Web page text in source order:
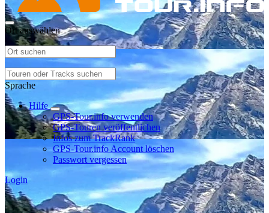
Ort auswählen
Sprache
Hilfe
GPS-Tour.info verwenden
GPS-Touren veröffentlichen
Infos zum TrackRank
GPS-Tour.info Account löschen
Passwort vergessen
Login